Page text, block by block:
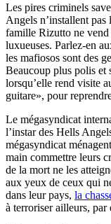
Les pires criminels
Angels n’installent pas
famille Rizutto ne vend
luxueuses. Parlez-en
les mafiosos sont des
Beaucoup plus polis et
lorsqu’elle rend visite
guitare», pour
Le mégasyndicat
l’instar des Hells
mégasyndicat
main commettre leurs
de la mort ne les
aux yeux de ceux qui
dans leur pays, la
à terroriser ailleurs, par